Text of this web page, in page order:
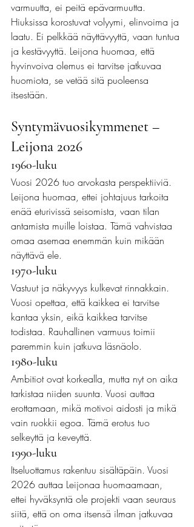
varmuutta, ei peitä epävarmuutta.
Hiuksissa korostuvat volyymi, elinvoima ja
laatu. Ei pelkkää näyttävyyttä, vaan tuntua
ja kestävyyttä. Leijona huomaa, että
hyvinvoiva olemus ei tarvitse jatkuvaa
huomiota, se vetää sitä puoleensa
itsestään.
Syntymävuosikymmenet –
Leijona 2026
1960-luku
Vuosi 2026 tuo arvokasta perspektiiviä.
Leijona huomaa, ettei johtajuus tarkoita
enää eturivissä seisomista, vaan tilan
antamista muille loistaa. Tämä vahvistaa
omaa asemaa enemmän kuin mikään
näyttävä ele.
1970-luku
Vastuut ja näkyvyys kulkevat rinnakkain.
Vuosi opettaa, että kaikkea ei tarvitse
kantaa yksin, eikä kaikkea tarvitse
todistaa. Rauhallinen varmuus toimii
paremmin kuin jatkuva läsnäolo.
1980-luku
Ambitiot ovat korkealla, mutta nyt on aika
tarkistaa niiden suunta. Vuosi auttaa
erottamaan, mikä motivoi aidosti ja mikä
vain ruokkii egoa. Tämä erotus tuo
selkeyttä ja keveyttä.
1990-luku
Itseluottamus rakentuu sisältäpäin. Vuosi
2026 auttaa Leijonaa huomaamaan,
ettei hyväksyntä ole projekti vaan seuraus
siitä, että on oma itsensä ilman jatkuvaa